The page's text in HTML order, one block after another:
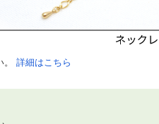
。 詳細はこちら